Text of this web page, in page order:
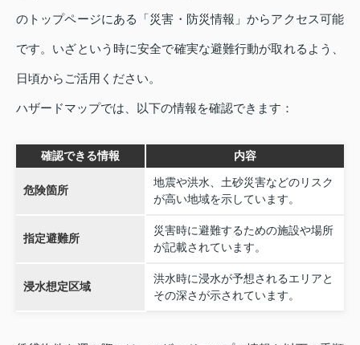
のトップページにある「災害・防災情報」からアクセス可能
です。いざという時に安全で確実な避難行動が取れるよう、
日頃からご活用ください。
ハザードマップでは、以下の情報を確認できます：
確認できる情報 内容
危険箇所
地震や洪水、土砂災害などのリスク
が高い地域を示しています。
指定避難所
災害時に避難するための施設や場所
が記載されています。
浸水想定区域
洪水時に浸水が予想されるエリアと
その深さが示されています。